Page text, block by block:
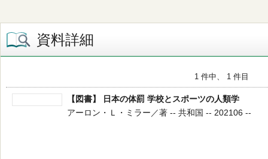
資料詳細
1 件中、 1 件目
【図書】 日本の体罰 学校とスポーツの人類学
アーロン・Ｌ・ミラー／著 -- 共和国 -- 202106 --